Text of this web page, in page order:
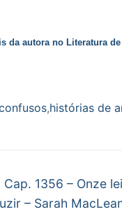
da autora no Literatura
,histórias de
Próximo
post:
Cap. 1356 – Onze
– Sarah